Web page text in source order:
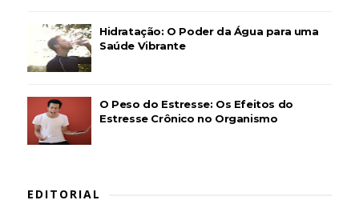
Hidratação: O Poder da Água para uma
Saúde Vibrante
O Peso do Estresse: Os Efeitos do
Estresse Crônico no Organismo
EDITORIAL